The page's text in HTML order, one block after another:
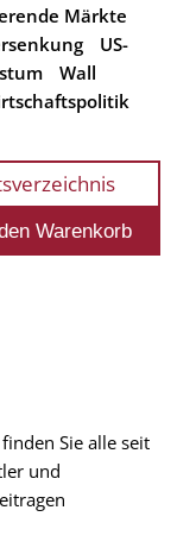
Märkte
US-
Wall
Sie alle seit
und